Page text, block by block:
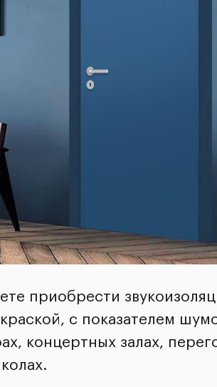
приобрести
с показателем
концертных залах,